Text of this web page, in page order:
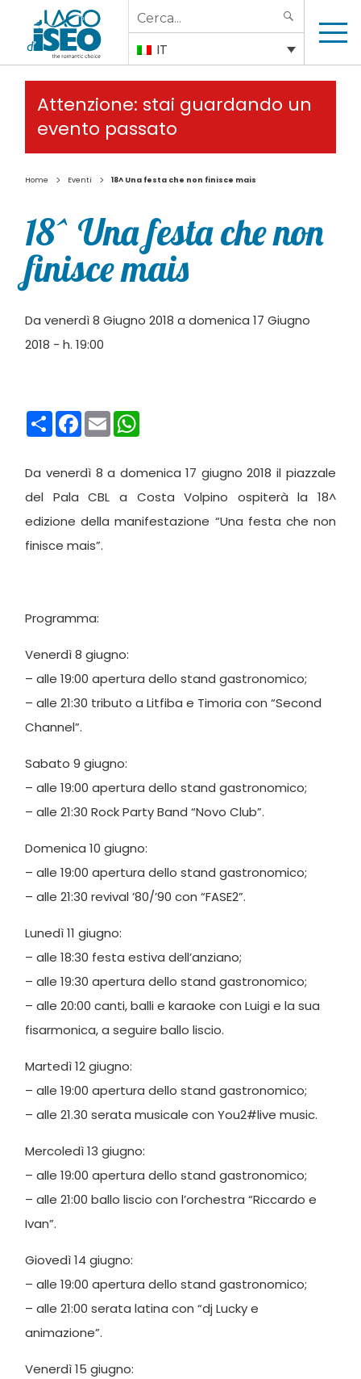
Search
for:
IT
Attenzione: stai guardando un
evento passato
Home > Eventi > 18^ Una festa che non finisce mais
18^ Una festa che non
finisce mais
Da venerdì 8 Giugno 2018 a domenica 17 Giugno
2018 - h. 19:00
CondividiFacebook
Email
Da venerdì 8 a domenica 17 giugno 2018 il piazzale
del Pala CBL a Costa Volpino ospiterà la 18^
edizione della manifestazione “Una festa che non
finisce mais”.
Programma:
Venerdì 8 giugno:
– alle 19:00 apertura dello stand gastronomico;
– alle 21:30 tributo a Litfiba e Timoria con “Second
Channel”.
Sabato 9 giugno:
– alle 19:00 apertura dello stand gastronomico;
– alle 21:30 Rock Party Band “Novo Club”.
Domenica 10 giugno:
– alle 19:00 apertura dello stand gastronomico;
– alle 21:30 revival ’80/’90 con “FASE2”.
Lunedì 11 giugno:
– alle 18:30 festa estiva dell’anziano;
– alle 19:30 apertura dello stand gastronomico;
– alle 20:00 canti, balli e karaoke con Luigi e la sua
fisarmonica, a seguire ballo liscio.
Martedì 12 giugno:
– alle 19:00 apertura dello stand gastronomico;
– alle 21.30 serata musicale con You2#live music.
Mercoledì 13 giugno:
– alle 19:00 apertura dello stand gastronomico;
– alle 21:00 ballo liscio con l’orchestra “Riccardo e
Ivan”.
Giovedì 14 giugno:
– alle 19:00 apertura dello stand gastronomico;
– alle 21:00 serata latina con “dj Lucky e
animazione”.
Venerdì 15 giugno: